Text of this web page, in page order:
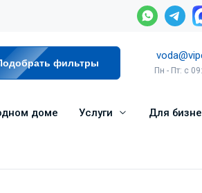
фильтры
Пн - Пт: с
доме Услуги Для